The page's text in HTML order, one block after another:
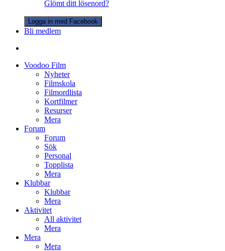
Glömt ditt lösenord?
Logga in med Facebook
Bli medlem
Voodoo Film
Nyheter
Filmskola
Filmordlista
Kortfilmer
Resurser
Mera
Forum
Forum
Sök
Personal
Topplista
Mera
Klubbar
Klubbar
Mera
Aktivitet
All aktivitet
Mera
Mera
Mera